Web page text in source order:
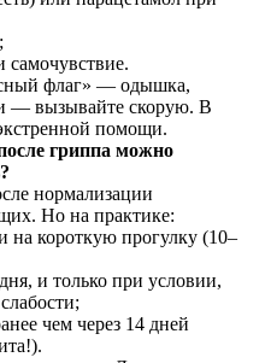
самочувствие.
флаг» — одышка,
— вызывайте скорую. В
помощи.
гриппа можно
нормализации
Но на практике:
короткую прогулку (10–
и только при условии,
чем через 14 дней